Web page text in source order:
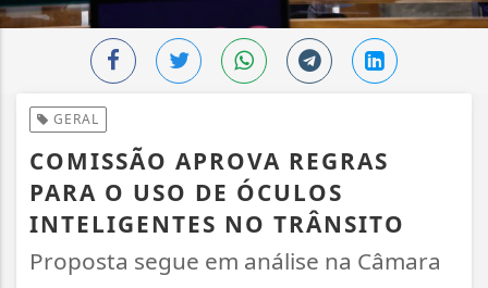
GERAL
COMISSÃO APROVA REGRAS
PARA O USO DE ÓCULOS
INTELIGENTES NO TRÂNSITO
Proposta segue em análise na Câmara